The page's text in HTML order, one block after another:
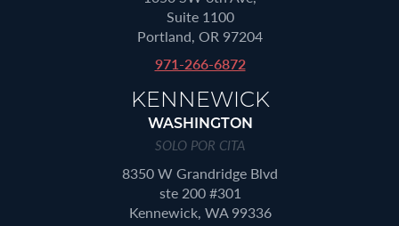
Suite 1100
Portland, OR 97204
971-266-6872
KENNEWICK
WASHINGTON
SOLO POR CITA
8350 W Grandridge Blvd
ste 200 #301
Kennewick, WA 99336